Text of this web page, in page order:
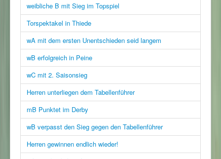
weibliche B mit Sieg im Topspiel
Torspektakel in Thiede
wA mit dem ersten Unentschieden seid langem
wB erfolgreich in Peine
wC mit 2. Saisonsieg
Herren unterliegen dem Tabellenführer
mB Punktet im Derby
wB verpasst den Sieg gegen den Tabellenführer
Herren gewinnen endlich wieder!